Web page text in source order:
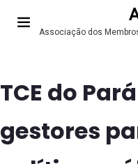
Associação dos
TCE do
gestores